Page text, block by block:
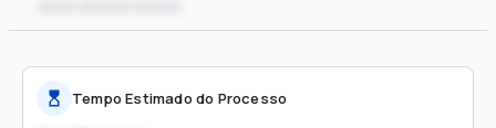
Tempo Estimado do Processo